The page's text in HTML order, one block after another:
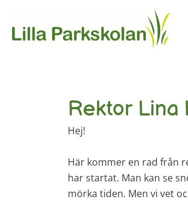
innehåll
Rektor Lina
Hej!
Här kommer en rad från
har startat. Man kan se
mörka tiden. Men vi vet